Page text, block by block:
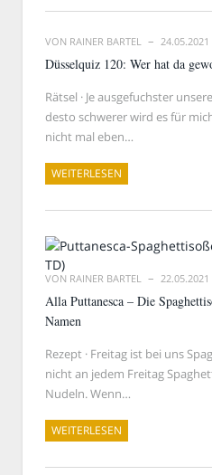
VON RAINER BARTEL 24.05.2021
Düsselquiz 120: Wer hat da
Rätsel · Je ausgefuchster
desto schwerer wird es für
nicht mal eben…
WEITERLESEN
VON RAINER BARTEL 22.05.2021
Alla Puttanesca – Die
Namen
Rezept · Freitag ist bei uns
nicht an jedem Freitag
Nudeln. Wenn…
WEITERLESEN